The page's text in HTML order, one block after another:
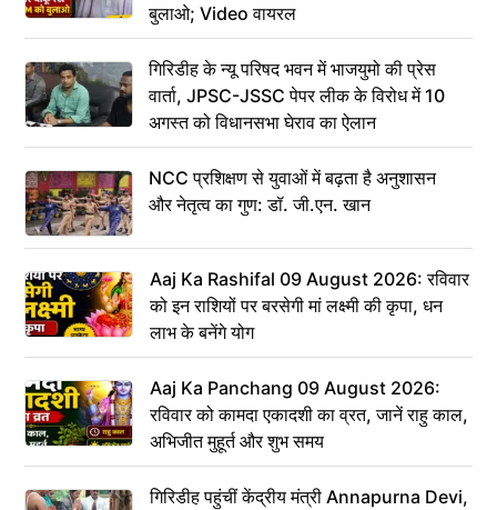
बुलाओ; Video वायरल
गिरिडीह के न्यू परिषद भवन में भाजयुमो की प्रेस
वार्ता, JPSC-JSSC पेपर लीक के विरोध में 10
अगस्त को विधानसभा घेराव का ऐलान
NCC प्रशिक्षण से युवाओं में बढ़ता है अनुशासन
और नेतृत्व का गुण: डॉ. जी.एन. खान
Aaj Ka Rashifal 09 August 2026: रविवार
को इन राशियों पर बरसेगी मां लक्ष्मी की कृपा, धन
लाभ के बनेंगे योग
Aaj Ka Panchang 09 August 2026:
रविवार को कामदा एकादशी का व्रत, जानें राहु काल,
अभिजीत मुहूर्त और शुभ समय
गिरिडीह पहुंचीं केंद्रीय मंत्री Annapurna Devi,